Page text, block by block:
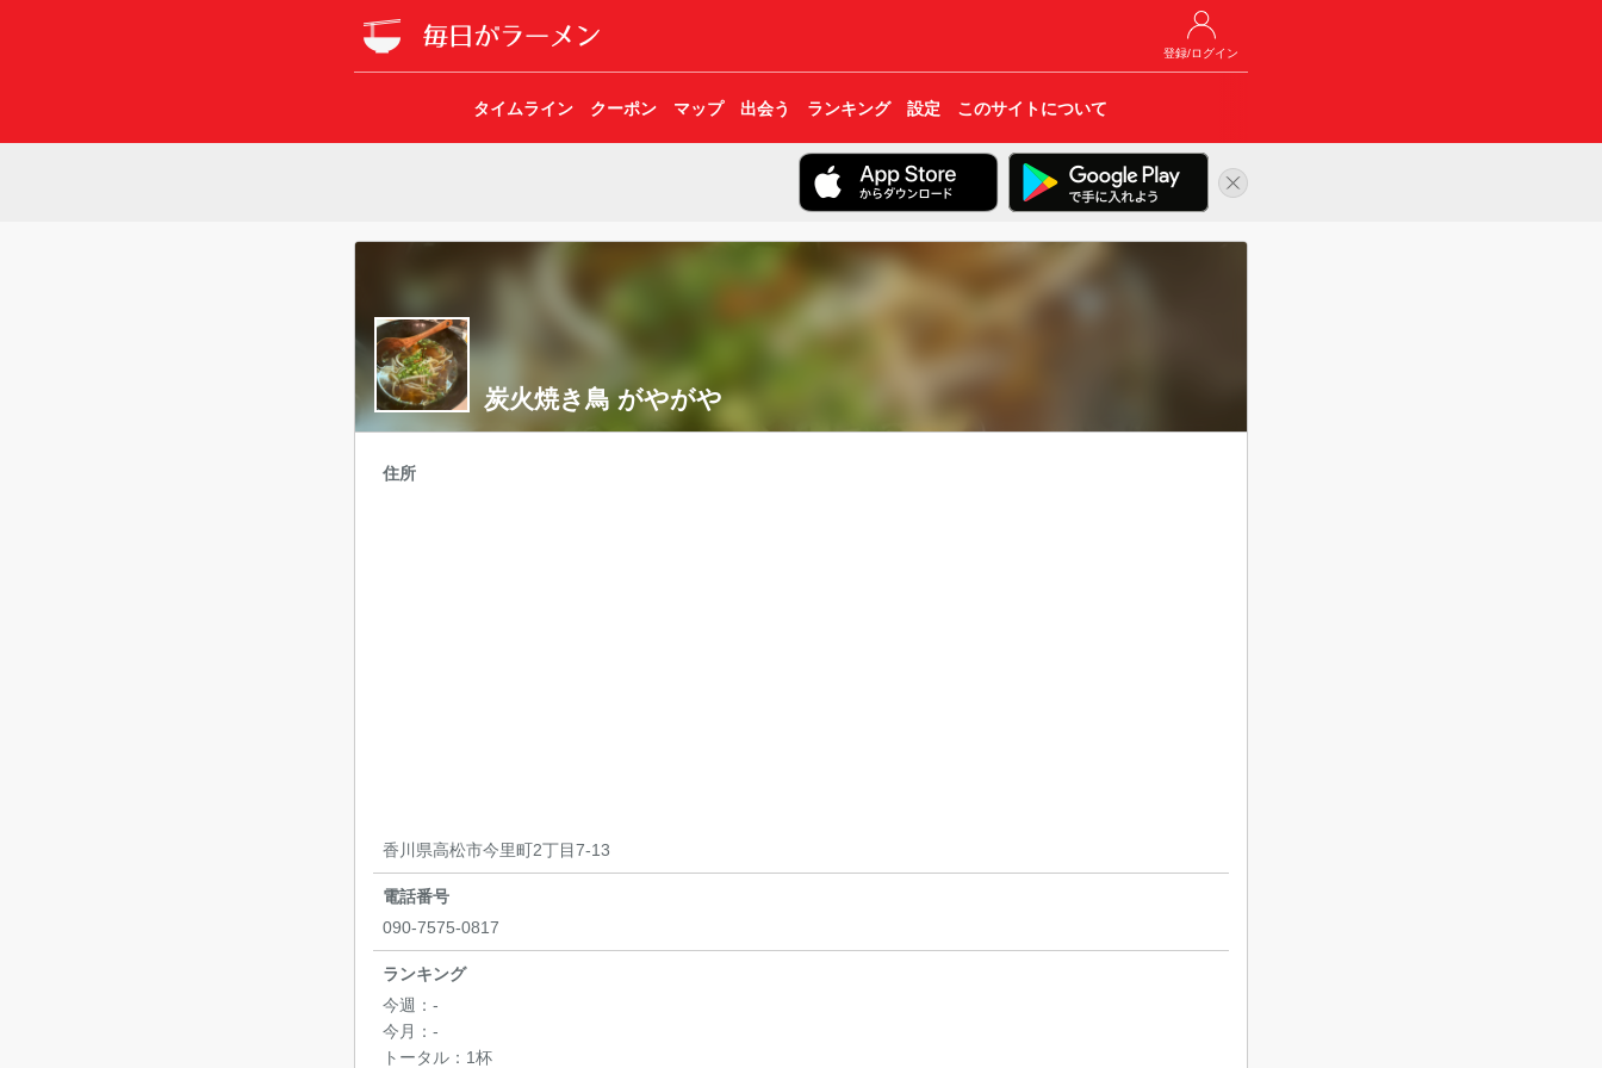
登録/ログイン
タイムライン クーポン マップ 出会う ランキング 設定 このサイトについて
炭火焼き鳥 がやがや
住所
香川県高松市今里町2丁目7-13
電話番号
090-7575-0817
ランキング
今週： -
今月： -
トータル： 1杯